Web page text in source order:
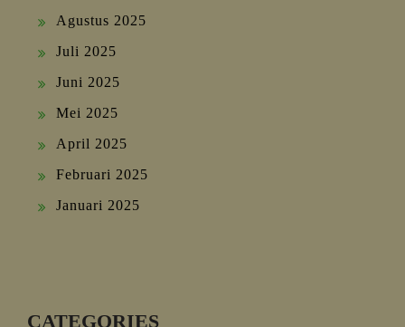
Agustus 2025
Juli 2025
Juni 2025
Mei 2025
April 2025
Februari 2025
Januari 2025
CATEGORIES